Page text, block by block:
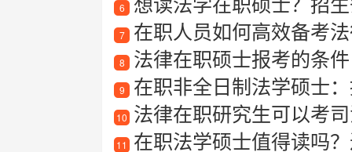
6
7 在职人员如何高效备考法
8 法律在职硕士报考的条件
9 在职非全日制法学硕士：
10 法律在职研究生可以考
11 在职法学硕士值得读吗